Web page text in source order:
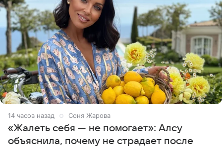
14 часов назад Соня Жарова
«Жалеть себя — не помогает»: Алсу
объяснила, почему не страдает после